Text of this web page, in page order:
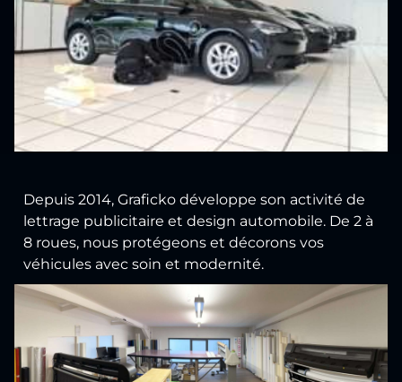
Depuis 2014, Graficko développe son activité de
lettrage publicitaire et design automobile. De 2 à
8 roues, nous protégeons et décorons vos
véhicules avec soin et modernité.